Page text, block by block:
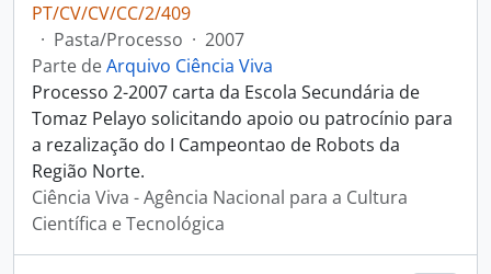
PT/CV/CV/CC/2/409
· Pasta/Processo · 2007
Parte deArquivo Ciência Viva
Processo 2-2007 carta da Escola Secundária de
Tomaz Pelayo solicitando apoio ou patrocínio para
a rezalização do I Campeontao de Robots da
Região Norte.
Ciência Viva - Agência Nacional para a Cultura
Científica e Tecnológica